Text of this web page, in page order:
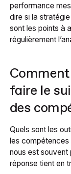
performance
dire si la
sont les points à
régulièrement
faire le
des
Quels sont les
les
nous est
réponse tient en